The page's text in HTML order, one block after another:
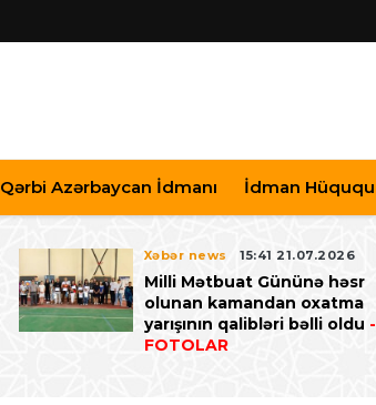
Qərbi Azərbaycan İdmanı İdman Hüququ
Xəbər news 15:41 21.07.2026
Milli Mətbuat Gününə həsr
olunan kamandan oxatma
yarışının qalibləri bəlli oldu -
FOTOLAR